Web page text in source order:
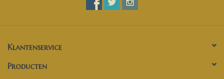
Klantenservice
Producten